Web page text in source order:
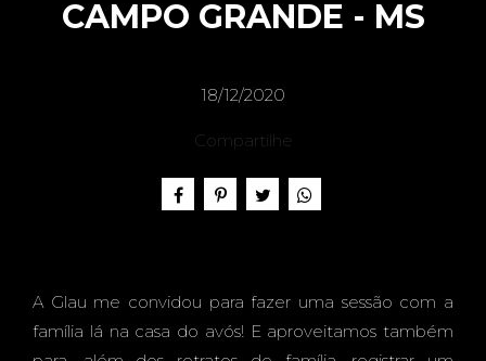
CAMPO GRANDE - MS
O -
FAMÍL
IA
18/12/2020
Compartilhe
A Glau me convidou para fazer uma sessão com a
família lá na casa do avós! E aproveitamos também